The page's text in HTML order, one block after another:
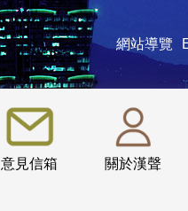
網站導覽
意見信箱 關於漢聲
:::